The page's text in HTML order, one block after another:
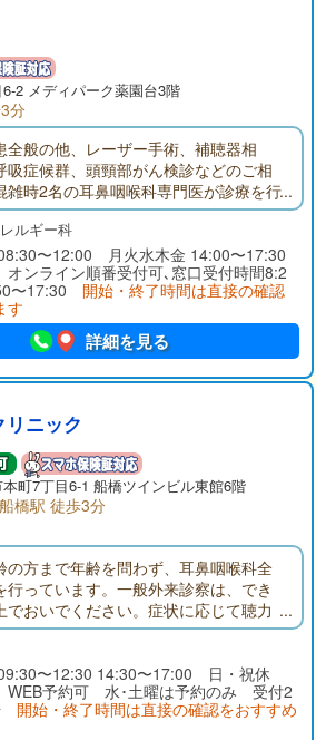
2 メディパーク薬園台3階
分
全般の他、レーザー手術、補聴器相
症候群、頭頸部がん検診などのご相
雑時2名の耳鼻咽喉科専門医が診療を行
がある時はオンラインで順番受付を行
ルギー科
〜12:00 月火水木金 14:00〜17:30
ンライン順番受付可､窓口受付時間8:2
〜17:30 開始・終了時間は直接の確認
す
詳細を見る
ニック
本町7丁目6-1 船橋ツインビル東館6階
橋駅 徒歩3分
の方まで年齢を問わず、耳鼻咽喉科全
っています。一般外来診察は、でき
でおいでください。症状に応じて聴力
トゲン検査、赤外線による平衡機能検
簡易モニター検査、血液検査、培養
す。診察室はプライバシーに配慮さ
をお見せしながらご説明いたします。
〜12:30 14:30〜17:00 日・祝休
予約可 水･土曜は予約のみ 受付2
開始・終了時間は直接の確認をおすすめ